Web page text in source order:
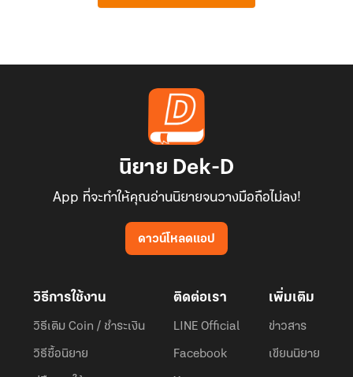
นิยาย Dek-D
App ที่จะทำให้คุณอ่านนิยายจนวางมือถือไม่ลง!
ดาวน์โหลดแอป
วิธีการใช้งาน
วิธีเติม Coin / ชำระเงิน
วิธีซื้อนิยาย
ติดต่อเรา
LINE Official
Facebook
เพิ่มเติม
ข่าวสาร
เขียนนิยาย